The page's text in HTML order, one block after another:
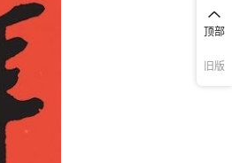
顶部
旧版